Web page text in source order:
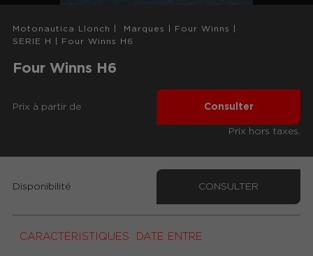
Motonautica Llonch Marques Four Winns
SERIE H
Four Winns H6
Four Winns H6
Prix ​​à partir de Consulter
Prix hors taxes.
CARACTÉRISTIQUES DATE ENTRE
Disponibilité CONSULTER